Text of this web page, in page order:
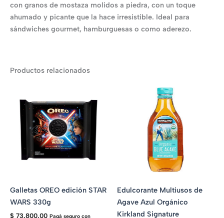
con granos de mostaza molidos a piedra, con un toque
ahumado y picante que la hace irresistible. Ideal para
sándwiches gourmet, hamburguesas o como aderezo.
Productos relacionados
Galletas OREO edición STAR
WARS 330g
$ 73.800,00 Pagá seguro con
Edulcorante Multiusos de
Agave Azul Orgánico
Kirkland Signature